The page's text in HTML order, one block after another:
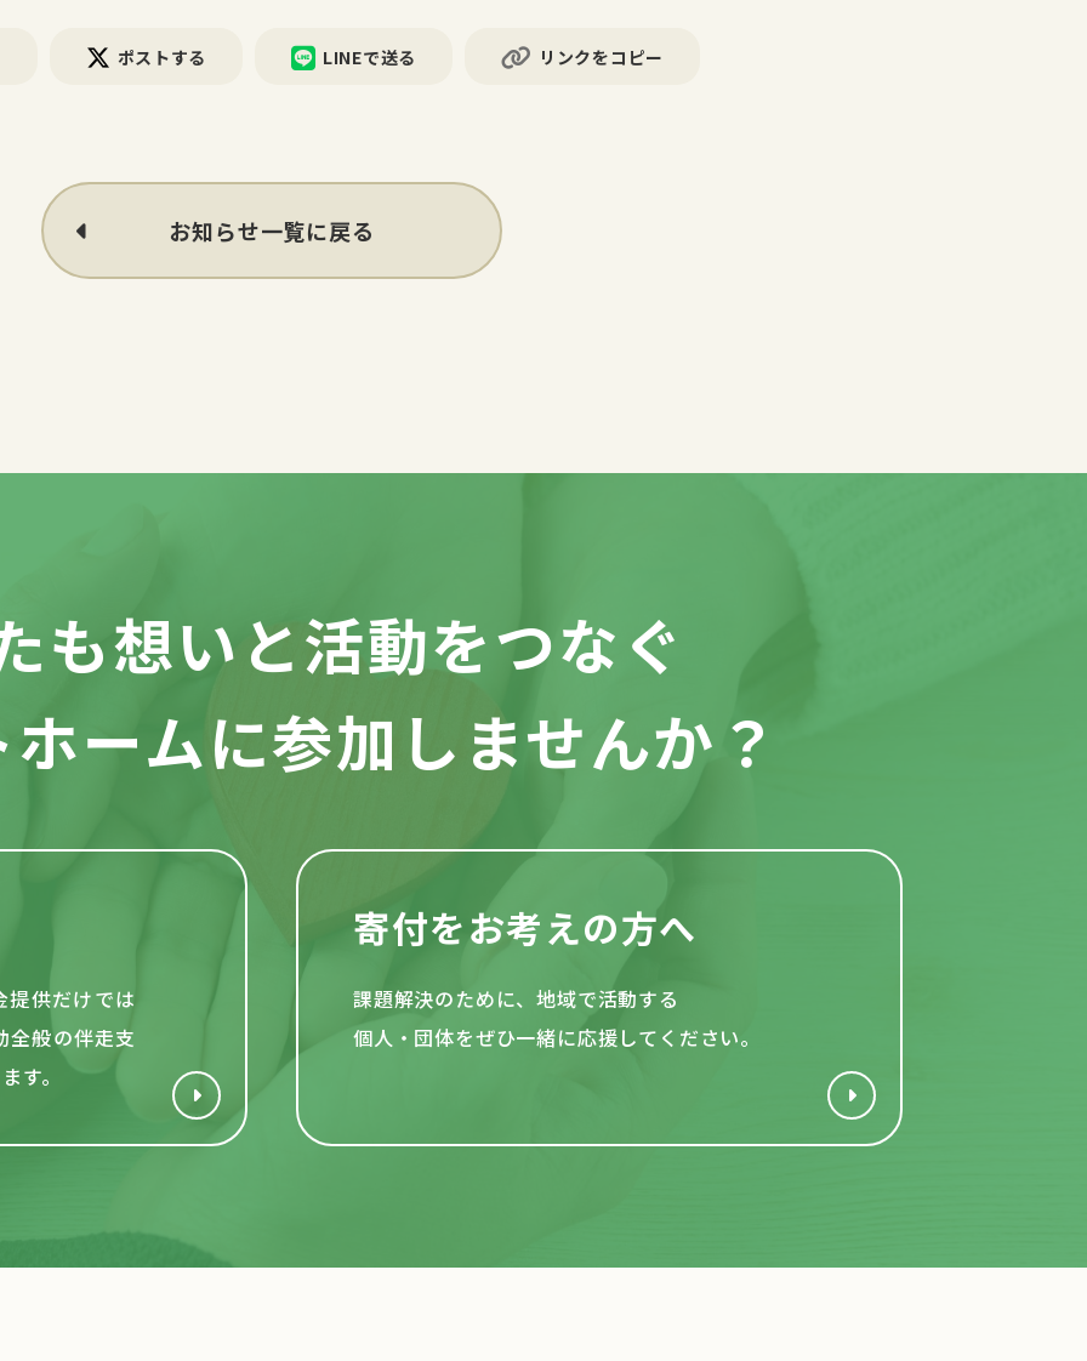
ポストする LINEで送る リンクをコピー
お知らせ一覧に戻る
も想いと活動をつなぐ
ームに参加しませんか？
提供だけでは
全般の伴走支
す。
寄付をお考えの方へ
課題解決のために、地域で活動する
個人・団体をぜひ一緒に応援してください。